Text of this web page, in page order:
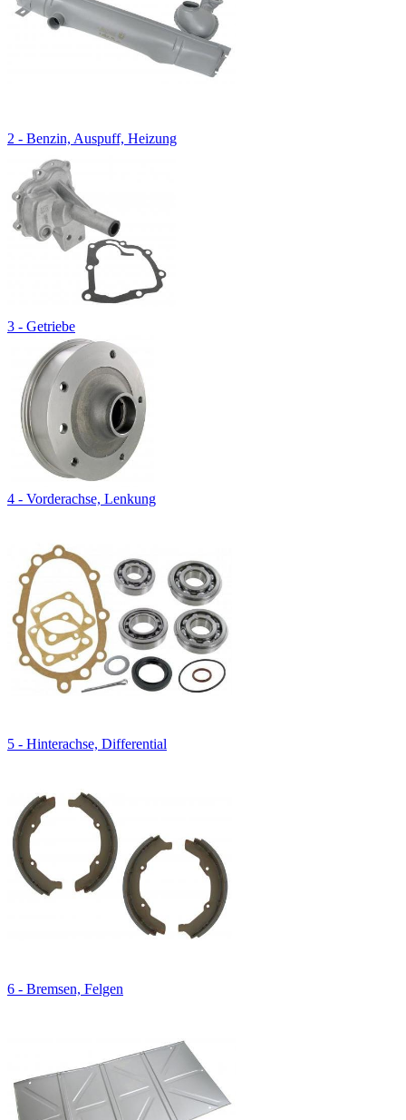
2 - Benzin, Auspuff, Heizung
3 - Getriebe
4 - Vorderachse, Lenkung
5 - Hinterachse, Differential
6 - Bremsen, Felgen